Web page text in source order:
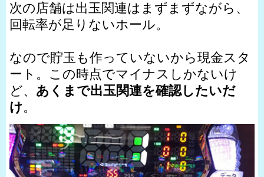
次の店舗は出玉関連はまずまずながら、
回転率が足りないホール。
なので貯玉も作っていないから現金スタ
ート。この時点でマイナスしかないけ
ど、 あくまで出玉関連を確認したいだ
け。